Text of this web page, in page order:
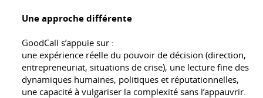
Une approche différente
GoodCall s’appuie sur :
une expérience réelle du pouvoir de décision (direction,
entrepreneuriat, situations de crise), une lecture fine des
dynamiques humaines, politiques et réputationnelles,
une capacité à vulgariser la complexité sans l’appauvrir.